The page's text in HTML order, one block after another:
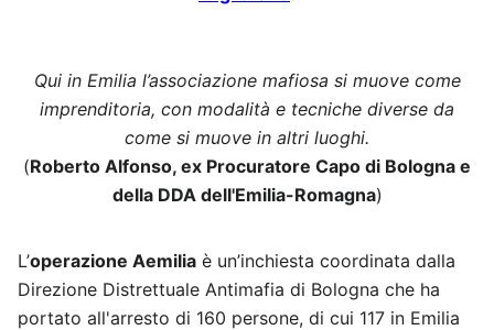
Qui in Emilia l’associazione mafiosa si muove come
imprenditoria, con modalità e tecniche diverse da
come si muove in altri luoghi.
(Roberto Alfonso, ex Procuratore Capo di Bologna e
della DDA dell'Emilia-Romagna)
L’operazione Aemilia è un’inchiesta coordinata dalla
Direzione Distrettuale Antimafia di Bologna che ha
portato all'arresto di 160 persone, di cui 117 in Emilia